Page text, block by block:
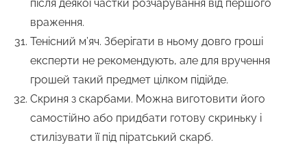
після деякої частки розчарування від першого
враження.
Тенісний м’яч. Зберігати в ньому довго гроші
експерти не рекомендують, але для вручення
грошей такий предмет цілком підійде.
Скриня з скарбами. Можна виготовити його
самостійно або придбати готову скриньку і
стилізувати її під піратський скарб.